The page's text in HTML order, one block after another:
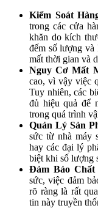
Kiểm Soát
trong các cửa
khăn do kích
đếm số lượng và
mất thời gian và
Nguy Cơ Mất
cao, vì vậy việc
Tuy nhiên, các
đủ hiệu quả để
trong quá trình
Quản Lý Sản
sức từ nhà máy
hay các đại lý
biệt khi số lượng
Đảm Bảo
sức, việc đảm
rõ ràng là rất
tin này truyền